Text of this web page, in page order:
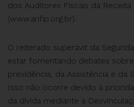
dos Auditores Fiscais da Receita
(www.anfip.org.br).
O reiterado superávit da
estar fomentando debates
previdência, da Assistência e da
Isso não ocorre devido à
da dívida mediante a